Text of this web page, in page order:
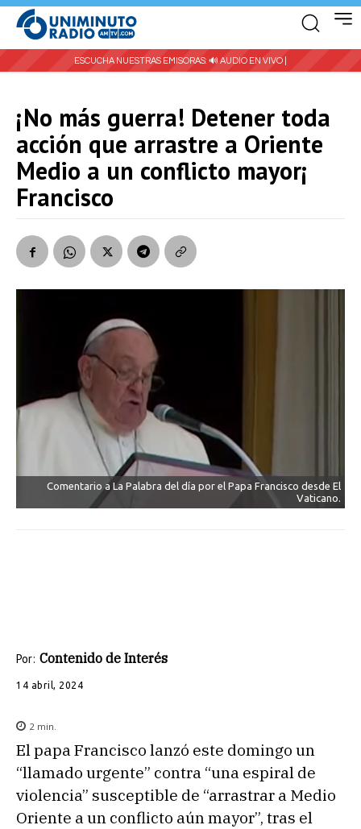
ESCUCHA NUESTRAS EMISORAS: 🔊 AUDIO EN VIVO |
¡No más guerra! Detener toda
acción que arrastre a Oriente
Medio a un conflicto mayor¡
Francisco
Comentario a La Palabra del día por el Papa Francisco desde El
Vaticano.
Por: Contenido de Interés
14 abril, 2024
2 min.
El papa Francisco lanzó este domingo un
“llamado urgente” contra “una espiral de
violencia” susceptible de “arrastrar a Medio
Oriente a un conflicto aún mayor”, tras el